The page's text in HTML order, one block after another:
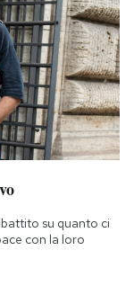
su quanto ci
con la loro